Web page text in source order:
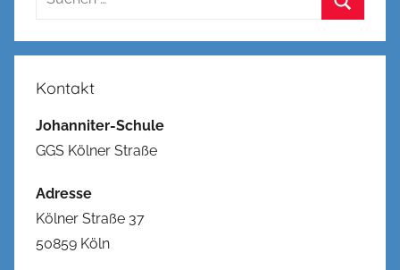
Kontakt
Johanniter-Schule
GGS Kölner Straße
Adresse
Kölner Straße 37
50859 Köln